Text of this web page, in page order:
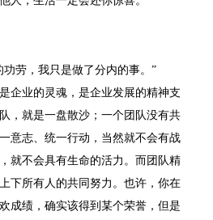
功劳，我只是做了分内的事。”
企业的灵魂，是企业发展的精神支
，就是一盘散沙；一个团队没有共
意志、统一行动，当然就不会有战
就不会具有生命的活力。而团队精
下所有人的共同努力。也许，你在
成绩，确实该得到某个荣誉，但是